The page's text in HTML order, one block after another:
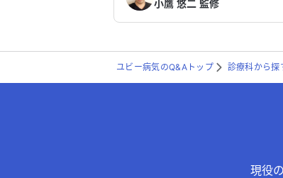
小鷹 悠二 監修
ユビー病気のQ&Aトップ 診療科から探
現役